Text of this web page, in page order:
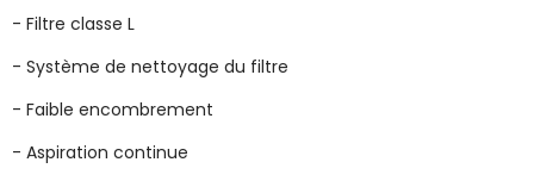
- Filtre classe L
- Système de nettoyage du filtre
- Faible encombrement
- Aspiration continue